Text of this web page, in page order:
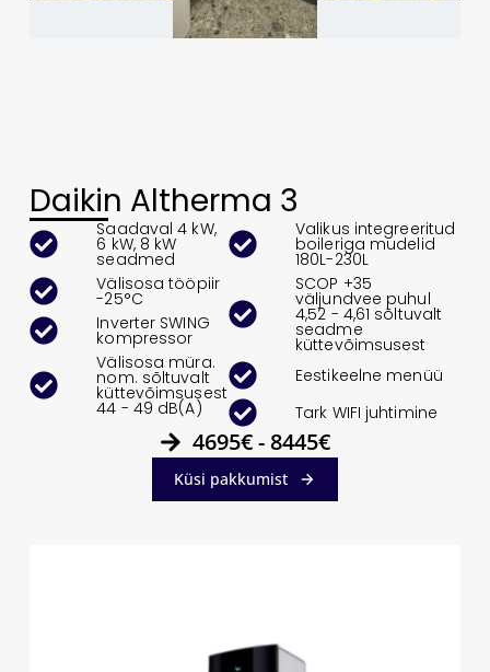
Daikin Altherma 3
Saadaval 4 kW,
6 kW, 8 kW
seadmed
Välisosa tööpiir
-25°C
Inverter SWING
kompressor
Välisosa müra.
nom. sõltuvalt
küttevõimsusest
44 - 49 dB(A)
Valikus integreeritud
boileriga mudelid
180L-230L
SCOP +35
väljundvee puhul
4,52 - 4,61 sõltuvalt
seadme
küttevõimsusest
Eestikeelne menüü
Tark WIFI juhtimine
4695€ - 8445€
Küsi pakkumist